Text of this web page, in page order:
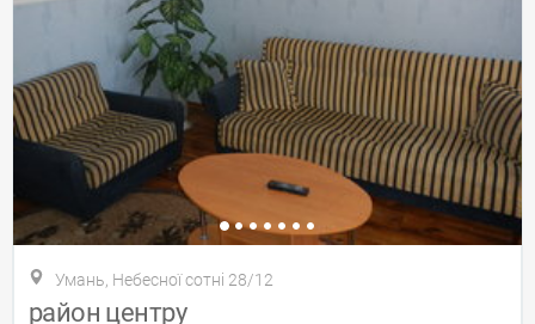
Умань, Небесної сотні 28/12
район центру